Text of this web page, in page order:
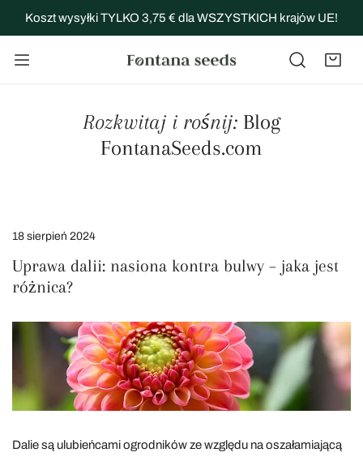
DO TREŚCI
Koszt wysyłki TYLKO 3,75 € dla WSZYSTKICH krajów UE!
Rozkwitaj i rośnij: Blog
FontanaSeeds.com
18 sierpień 2024
Uprawa dalii: nasiona kontra bulwy – jaka jest
różnica?
Dalie są ulubieńcami ogrodników ze względu na oszałamiającą